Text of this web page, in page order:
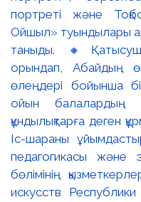
портреті және
Ойшыл» туындылары
таныды.
орындап, Абайдың
өлеңдері бойынша
ойын балалардың
құндылықтарға деген
Іс-шараны
педагогикасы және
бөлімінің
искусств